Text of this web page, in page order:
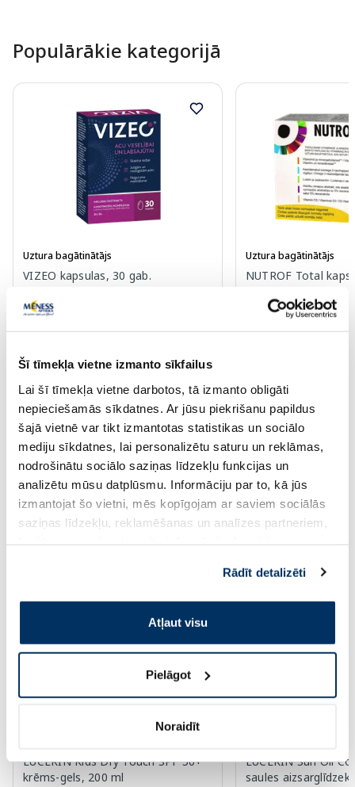
Šī tīmekļa vietne izmanto sīkfailus
Lai šī tīmekļa vietne darbotos, tā izmanto obligāti
nepieciešamās sīkdatnes. Ar jūsu piekrišanu papildus
šajā vietnē var tikt izmantotas statistikas un sociālo
mediju sīkdatnes, lai personalizētu saturu un reklāmas,
nodrošinātu sociālo saziņas līdzekļu funkcijas un
analizētu mūsu datplūsmu. Informāciju par to, kā jūs
izmantojat šo vietni, mēs kopīgojam ar saviem sociālās
saziņas līdzekļu, reklamēšanas un analīzes partneriem,
pakalpojumus. Ja piekrītat šo papildu sīkdatņu
izmantošanai, lūdzu, atzīmējiet savu izvēli:
Rādīt detalizēti
Atļaut visu
Pielāgot
Noraidīt
Populārākie kategorijā
Uztura bagātinātājs
VIZEO kapsulas, 30 gab.
Pirkt
Uztura bagātinātājs
NUTROF Total
Page 1 of 10
Saules aizsardzībai vasarā ☀️
EUCERIN Kids Dry Touch SPF 50+
krēms-gels, 200 ml
EUCERIN Sun Oil
saules